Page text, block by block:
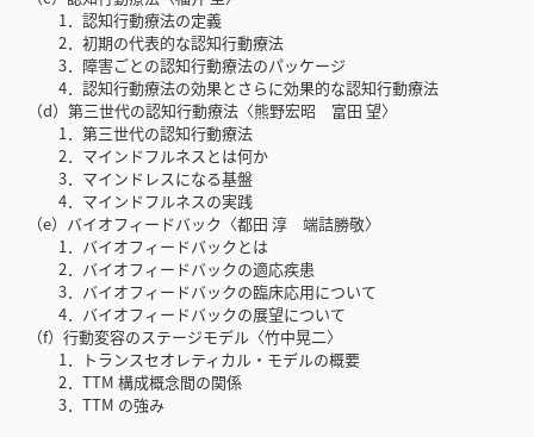
1．認知行動療法の定義
2．初期の代表的な認知行動療法
3．障害ごとの認知行動療法のパッケージ
4．認知行動療法の効果とさらに効果的な認知行動療法
（d）第三世代の認知行動療法〈熊野宏昭 富田 望〉
1．第三世代の認知行動療法
2．マインドフルネスとは何か
3．マインドレスになる基盤
4．マインドフルネスの実践
（e）バイオフィードバック〈都田 淳 端詰勝敬〉
1．バイオフィードバックとは
2．バイオフィードバックの適応疾患
3．バイオフィードバックの臨床応用について
4．バイオフィードバックの展望について
（f）行動変容のステージモデル〈竹中晃二〉
1．トランスセオレティカル・モデルの概要
2．TTM 構成概念間の関係
3．TTM の強み